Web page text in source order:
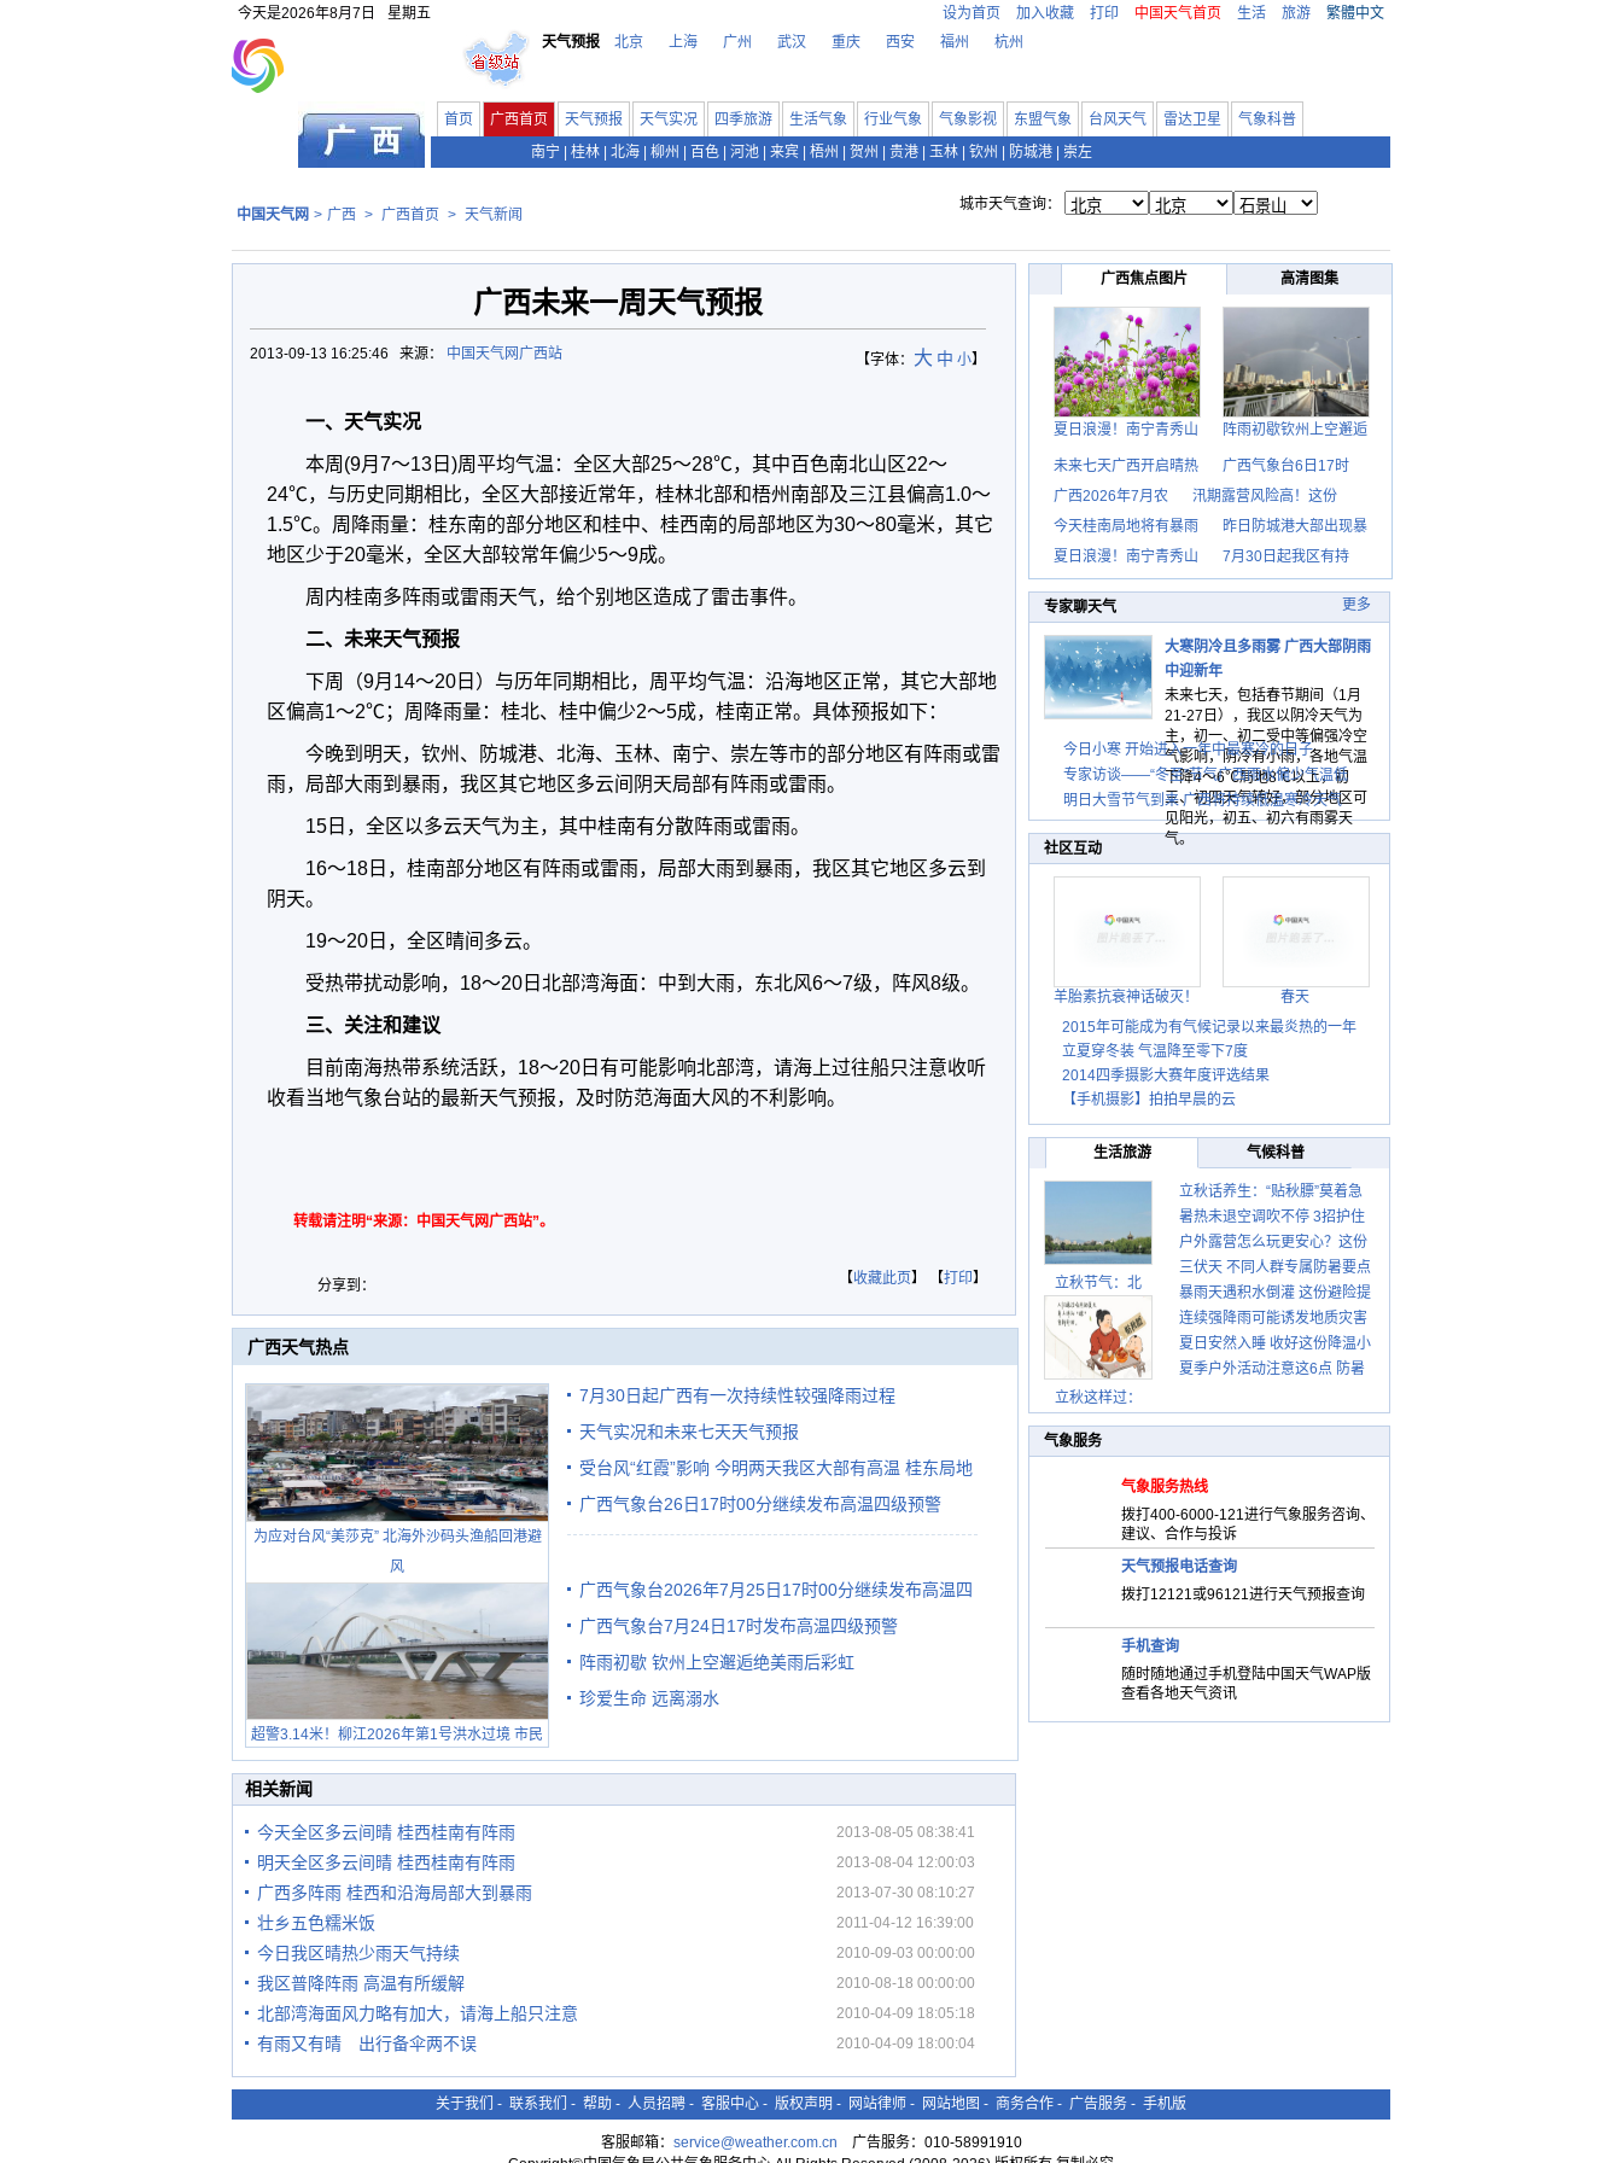
今天是2026年8月7日 星期五 设为首页 加入收藏 打印 中国天气首页 生活 旅游
繁體中文
天气预报
北京 上海 广州 武汉 重庆 西安 福州 杭州
首页 广西首页 天气预报 天气实况 四季旅游 生活气象 行业气象 气象影视 东盟气象 台风天气 雷达卫星
气象科普
南宁
桂林 北海 柳州 百色 河池 来宾 梧州 贺州 贵港 玉林 钦州 防城港 崇左
中国天气网 > 广西 > 广西首页 > 天气新闻
城市天气查询：
广西未来一周天气预报
【字体： 大 中 小】
2013-09-13 16:25:46 来源： 中国天气网广西站
一、天气实况
本周(9月7～13日)周平均气温：全区大部25～28℃，其中百色南北山区22～
24℃，与历史同期相比，全区大部接近常年，桂林北部和梧州南部及三江县偏高1.0～
1.5℃。周降雨量：桂东南的部分地区和桂中、桂西南的局部地区为30～80毫米，其它
地区少于20毫米，全区大部较常年偏少5～9成。
周内桂南多阵雨或雷雨天气，给个别地区造成了雷击事件。
二、未来天气预报
下周（9月14～20日）与历年同期相比，周平均气温：沿海地区正常，其它大部地
区偏高1～2℃；周降雨量：桂北、桂中偏少2～5成，桂南正常。具体预报如下：
今晚到明天，钦州、防城港、北海、玉林、南宁、崇左等市的部分地区有阵雨或雷
雨，局部大雨到暴雨，我区其它地区多云间阴天局部有阵雨或雷雨。
15日，全区以多云天气为主，其中桂南有分散阵雨或雷雨。
16～18日，桂南部分地区有阵雨或雷雨，局部大雨到暴雨，我区其它地区多云到
阴天。
19～20日，全区晴间多云。
受热带扰动影响，18～20日北部湾海面：中到大雨，东北风6～7级，阵风8级。
三、关注和建议
目前南海热带系统活跃，18～20日有可能影响北部湾，请海上过往船只注意收听
收看当地气象台站的最新天气预报，及时防范海面大风的不利影响。
转载请注明“来源：中国天气网广西站”。
分享到： 【收藏此页】 【打印】
广西天气热点
为应对台风“美莎克” 北海外沙码头渔船回港避
风
超警3.14米！柳江2026年第1号洪水过境 市民
在堤岸见证汛况
7月30日起广西有一次持续性较强降雨过程
天气实况和未来七天天气预报
受台风“红霞”影响 今明两天我区大部有高温 桂东局地
有较强降雨
广西气象台26日17时00分继续发布高温四级预警
广西气象台2026年7月25日17时00分继续发布高温四
级预警
广西气象台7月24日17时发布高温四级预警
阵雨初歇 钦州上空邂逅绝美雨后彩虹
珍爱生命 远离溺水
相关新闻
今天全区多云间晴 桂西桂南有阵雨 2013-08-05 08:38:41
明天全区多云间晴 桂西桂南有阵雨 2013-08-04 12:00:03
广西多阵雨 桂西和沿海局部大到暴雨 2013-07-30 08:10:27
壮乡五色糯米饭 2011-04-12 16:39:00
今日我区晴热少雨天气持续 2010-09-03 00:00:00
我区普降阵雨 高温有所缓解 2010-08-18 00:00:00
北部湾海面风力略有加大，请海上船只注意 2010-04-09 18:05:18
有雨又有晴 出行备伞两不误 2010-04-09 18:00:04
广西焦点图片 高清图集
夏日浪漫！南宁青秀山 阵雨初歇钦州上空邂逅
未来七天广西开启晴热
广西气象台6日17时
广西2026年7月农
汛期露营风险高！这份
今天桂南局地将有暴雨
昨日防城港大部出现暴
夏日浪漫！南宁青秀山
7月30日起我区有持
专家聊天气 更多
大寒阴冷且多雨雾 广西大部阴雨
中迎新年
未来七天，包括春节期间（1月
21-27日），我区以阴冷天气为
主，初一、初二受中等偏强冷空
气影响，阴冷有小雨，各地气温
下降4～6℃局地8℃以上，初
三、初四天气转好，部分地区可
见阳光，初五、初六有雨雾天
气。
今日小寒 开始进入一年中最寒冷的日子
专家访谈——“冬至”节气广西雨水偏少气温低
明日大雪节气到来 广西将持续低温寒冷天气
社区互动
羊胎素抗衰神话破灭！
春天
2015年可能成为有气候记录以来最炎热的一年
立夏穿冬装 气温降至零下7度
2014四季摄影大赛年度评选结果
【手机摄影】拍拍早晨的云
生活旅游 气候科普
立秋节气：北
立秋这样过：
立秋话养生：“贴秋膘”莫着急
先清暑再防燥
暑热未退空调吹不停 3招护住
肩颈不酸痛
户外露营怎么玩更安心？这份
攻略请收好
三伏天 不同人群专属防暑要点
请收好
暴雨天遇积水倒灌 这份避险提
示请收好
连续强降雨可能诱发地质灾害
这些前兆要知道
夏日安然入睡 收好这份降温小
贴士
夏季户外活动注意这6点 防暑
气象服务
气象服务热线
拨打400-6000-121进行气象服务咨询、
建议、合作与投诉
天气预报电话查询
拨打12121或96121进行天气预报查询
手机查询
随时随地通过手机登陆中国天气WAP版
查看各地天气资讯
关于我们 - 联系我们 - 帮助 - 人员招聘 - 客服中心 - 版权声明 - 网站律师 - 网站地图 - 商务合作 - 广告服务 - 手机版
客服邮箱： service@weather.com.cn 广告服务：010-58991910